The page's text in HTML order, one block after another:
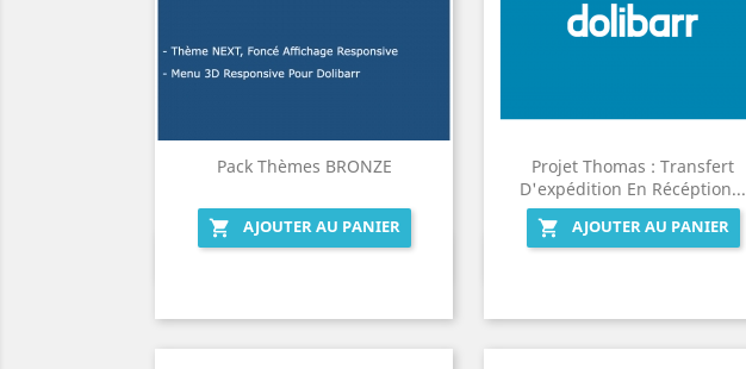
Pack Thèmes BRONZE
 AJOUTER AU PANIER
Projet Thomas : Transfert
D'expédition En Récéption...

AJOUTER AU PANIER